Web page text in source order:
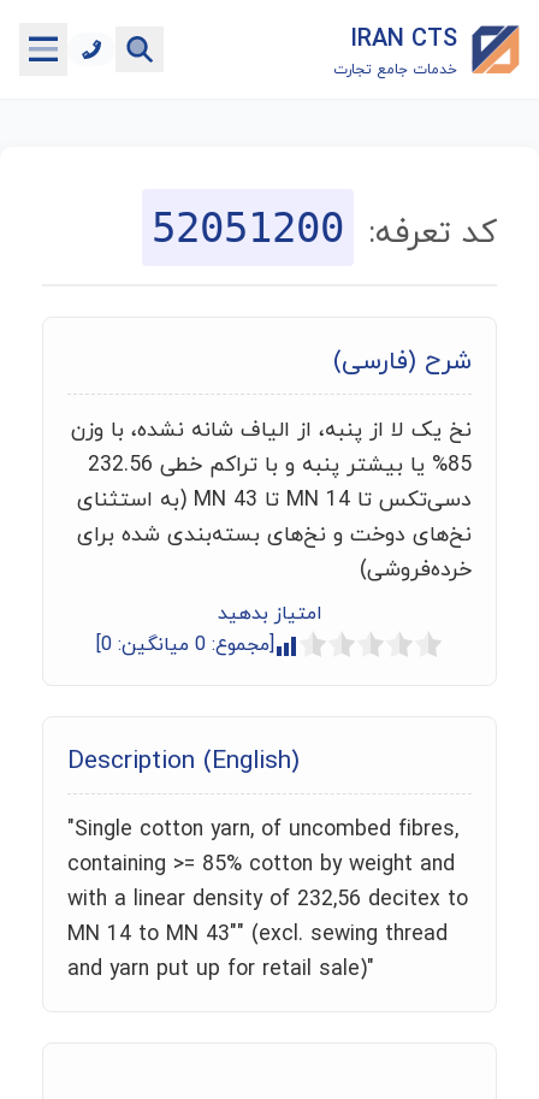
IRAN CTS
خدمات جامع تجارت
جستجوگر تعرفه گمرکی
ماشین حساب گمرکی
خدمات رایگان دیگر
کد تعرفه: 52051200
شرح (فارسی)
نخ یک لا از پنبه، از الیاف شانه نشده، با وزن
85% یا بیشتر پنبه و با تراکم خطی 232.56
دسی‌تکس تا MN 14 تا MN 43 (به استثنای
نخ‌های دوخت و نخ‌های بسته‌بندی شده برای
خرده‌فروشی)
امتیاز بدهید
[مجموع: 0 میانگین: 0
]
Description (English)
"Single cotton yarn, of uncombed fibres,
containing >= 85% cotton by weight and
with a linear density of 232,56 decitex to
MN 14 to MN 43"" (excl. sewing thread
and yarn put up for retail sale)"